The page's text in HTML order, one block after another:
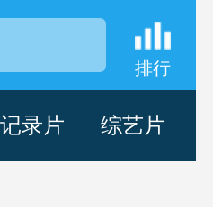
排行
记录片 综艺片